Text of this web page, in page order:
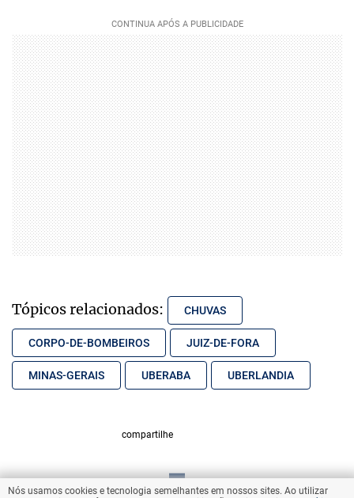
Tópicos relacionados: CHUVAS
CORPO-DE-BOMBEIROS JUIZ-DE-FORA
MINAS-GERAIS UBERABA UBERLANDIA
compartilhe
Nós usamos cookies e tecnologia semelhantes em nossos sites. Ao utilizar